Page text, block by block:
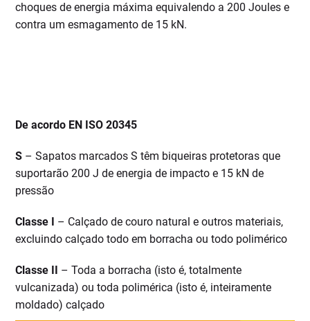
choques de energia máxima equivalendo a 200 Joules e
contra um esmagamento de 15 kN.
De acordo EN ISO 20345
S – Sapatos marcados S têm biqueiras protetoras que
suportarão 200 J de energia de impacto e 15 kN de
pressão
Classe I – Calçado de couro natural e outros materiais,
excluindo calçado todo em borracha ou todo polimérico
Classe II – Toda a borracha (isto é, totalmente
vulcanizada) ou toda polimérica (isto é, inteiramente
moldado) calçado